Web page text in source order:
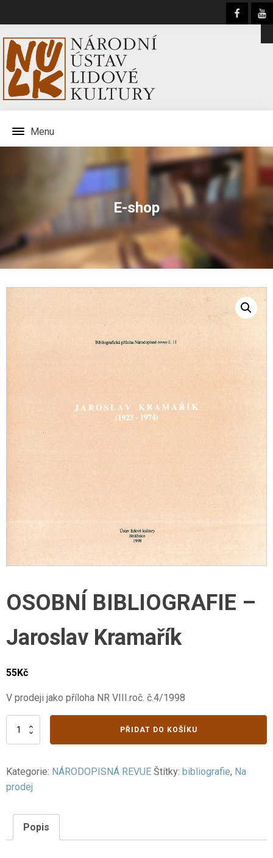
Menu
E-shop
OSOBNÍ BIBLIOGRAFIE –
Jaroslav Kramařík
55Kč
V prodeji jako příloha NR VIII.roč. č.4/1998
OSOBNÍ
Kramařík
množství
PŘIDAT DO KOŠÍKU
Kategorie: NÁRODOPISNÁ REVUE Štítky: bibliografie, Na
prodej
Popis